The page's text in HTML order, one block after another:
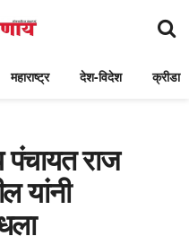
महाराष्ट्र देश-विदेश क्रीडा
राज
यांनी